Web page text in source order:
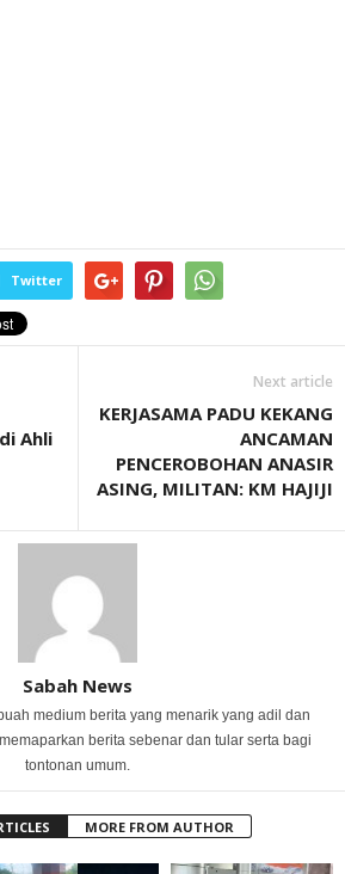
Twitter
Ahli
Next article
KERJASAMA PADU KEKANG
ANCAMAN
PENCEROBOHAN ANASIR
ASING, MILITAN: KM HAJIJI
Sabah News
medium berita yang menarik yang adil dan
berita sebenar dan tular serta bagi
tontonan umum.
MORE FROM AUTHOR